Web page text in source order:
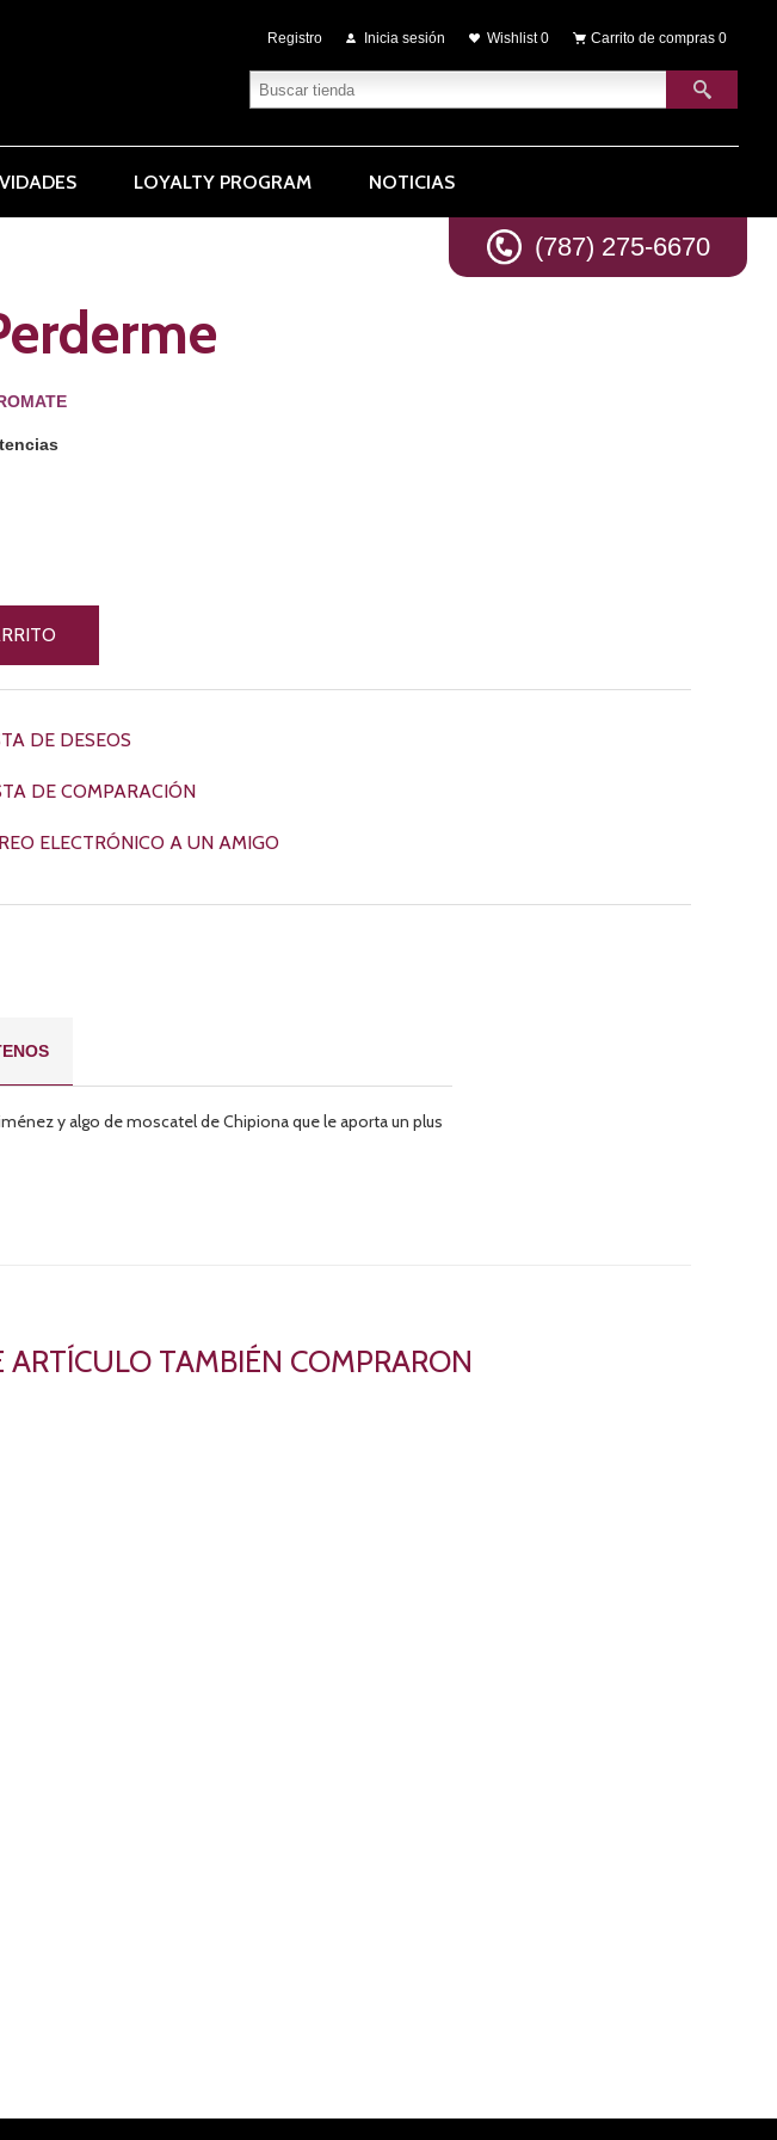
Registro Inicia sesión Wishlist 0 Carrito de compras 0
(787) 275-6670
LOYALTY PROGRAM NOTICIAS
y algo de moscatel de Chipiona que le aporta un plus
TAMBIÉN COMPRARON